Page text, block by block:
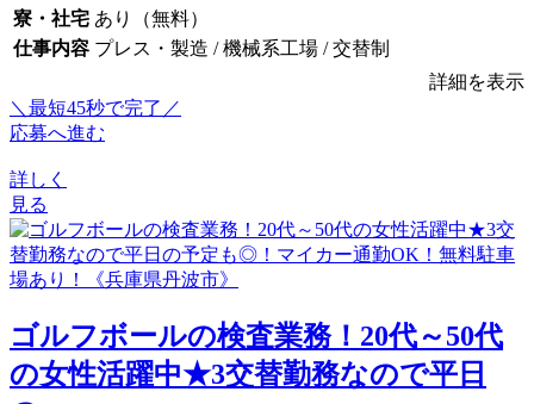
寮・社宅 あり（無料）
仕事内容 プレス・製造 / 機械系工場 / 交替制
詳細を表示
＼最短45秒で完了／
応募へ進む
詳しく
見る
ゴルフボールの検査業務！20代～50代
の女性活躍中★3交替勤務なので平日